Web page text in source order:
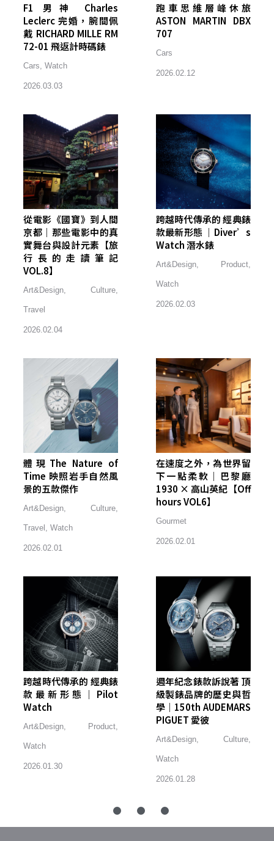
F1 男神 Charles
Leclerc 完婚，腕間佩
戴 RICHARD MILLE RM
72-01 飛返計時碼錶
Cars ,Watch
2026.03.03
跑車思維層峰休旅
ASTON MARTIN DBX
707
Cars
2026.02.12
從電影《國寶》到人間
京都｜那些電影中的真
實舞台與設計元素【旅
行長的走讀筆記
VOL.8】
Art&Design ,Culture
Travel
2026.02.04
跨越時代傳承的 經典錶
款最新形態 ｜Diver’s
Watch 潛水錶
Art&Design, Product,
Watch
2026.02.03
體現The Nature of
Time 映照岩手自然風
景的五款傑作
Art&Design ,Culture
Travel ,Watch
2026.02.01
在速度之外，為世界留
下一點柔軟｜巴黎廳
1930 × 高山英紀【Off
hours VOL6】
Gourmet
2026.02.01
跨越時代傳承的 經典錶
款最新形態｜Pilot
Watch
Art&Design Product
Watch
2026.01.30
週年紀念錶款訴說著 頂
級製錶品牌的歷史與哲
學｜150th AUDEMARS
PIGUET 愛彼
Art&Design, Culture,
Watch
2026.01.28